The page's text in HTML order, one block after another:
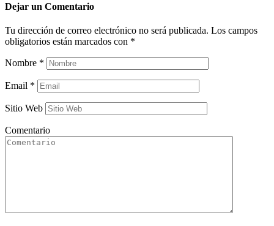
Dejar un Comentario
Tu dirección de correo electrónico no será publicada. Los campos
obligatorios están marcados con *
Nombre *
Email *
Sitio Web
Comentario